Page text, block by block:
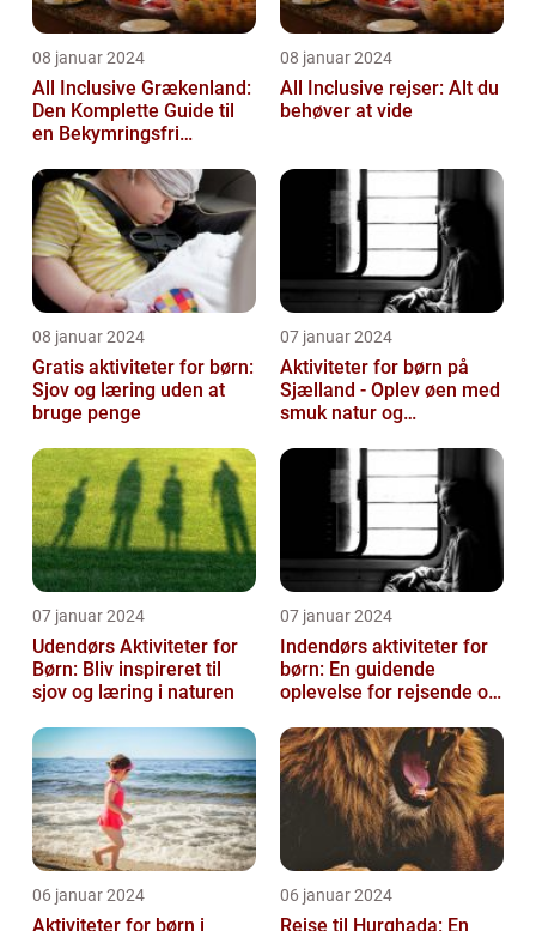
08 januar 2024
All Inclusive Grækenland:
Den Komplette Guide til
en Bekymringsfri
08 januar 2024
All Inclusive rejser: Alt du
behøver at vide
08 januar 2024
Gratis aktiviteter for børn:
Sjov og læring uden at
bruge penge
07 januar 2024
Aktiviteter for børn på
Sjælland - Oplev øen med
smuk natur og
07 januar 2024
Udendørs Aktiviteter for
Børn: Bliv inspireret til
sjov og læring i naturen
07 januar 2024
Indendørs aktiviteter for
børn: En guidende
oplevelse for rejsende og
06 januar 2024
Aktiviteter for børn i
06 januar 2024
Rejse til Hurghada: En